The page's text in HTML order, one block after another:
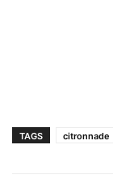
TAGS citronnade